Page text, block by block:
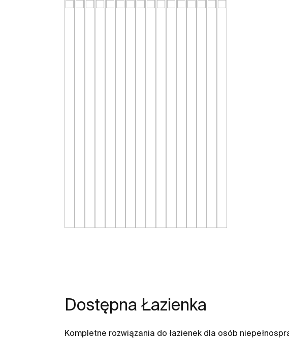
Dostępna Łazienka
Kompletne rozwiązania do łazienek dla osób